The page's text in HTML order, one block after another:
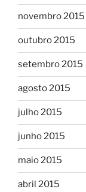
novembro 2015
outubro 2015
setembro 2015
agosto 2015
julho 2015
junho 2015
maio 2015
abril 2015